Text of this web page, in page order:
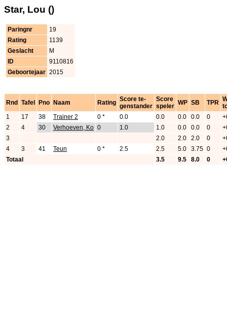
Star, Lou ()
Paringnr
19
Rating
1139
Geslacht
M
ID
9110816
Geboortejaar 2015
Rnd Tafel Pno Naam Rating Score te-
genstander
Score
speler WP SB TPR
1
17 38 Trainer 2 0 * 0.0 0.0 0.0 0.0 0
2
4 30 Verhoeven, Ko 0 1.0 1.0 0.0 0.0 0
3
2.0 2.0 2.0 0
4
3 41 Teun 0 * 2.5 2.5 5.0 3.75 0
Totaal
3.5 9.5 8.0 0